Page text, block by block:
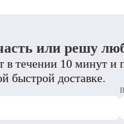
или решу
течении 10 минут и
быстрой доставке.